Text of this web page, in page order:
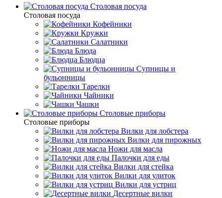
Столовая посуда
Столовая посуда
Кофейники
Кружки
Салатники
Блюда
Блюдца
Супницы и
бульонницы
Тарелки
Чайники
Чашки
Cтоловые приборы
Cтоловые приборы
Вилки для лобстера
Вилки для пирожных
Ножи для масла
Палочки для еды
Вилки для стейка
Вилки для улиток
Вилки для устриц
Десертные вилки